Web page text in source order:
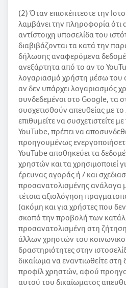
(2) Όταν επισκέπτεστε την
λαμβάνει την πληροφορία ότι
αντίστοιχη υποσελίδα του
διαβιβάζονται τα κατά την
δήλωσης αναφερόμενα
ανεξάρτητα από το αν το
λογαριασμό χρήστη μέσω του
αν δεν υπάρχει λογαριασμός
συνδεδεμένοι στο Google, τα
συσχετισθούν απευθείας με
επιθυμείτε να συσχετιστείτε
YouTube, πρέπει να
προηγουμένως
YouTube αποθηκεύει τα
χρηστών και τα χρησιμοποιεί
έρευνας αγοράς ή / και
προσανατολισμένης ανάλογα
τέτοια αξιολόγηση
(ακόμη και για χρήστες που
σκοπό την προβολή των
προσανατολισμένη στη
άλλων χρηστών του
δραστηριότητες στην
δικαίωμα να εναντιωθείτε
προφίλ χρηστών, αφού
αυτού του δικαίωματος